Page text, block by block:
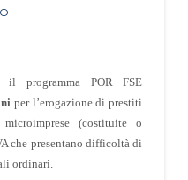
il programma POR FSE
per l’erogazione di prestiti
(costituite o
che presentano difficoltà di
ordinari.